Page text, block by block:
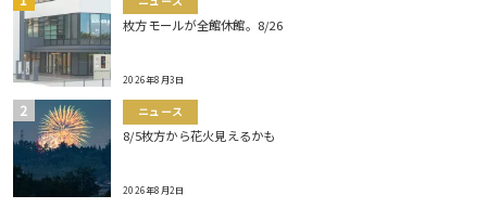
枚方モールが全館休館。8/26
2026年8月3日
ニュース
8/5枚方から花火見えるかも
2026年8月2日